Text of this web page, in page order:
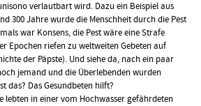
verlautbart wird. Dazu ein Beispiel aus
300 Jahre wurde die Menschheit durch die Pest
war Konsens, die Pest wäre eine Strafe
Epochen riefen zu weltweiten Gebeten auf
der Päpste). Und siehe da, nach ein paar
jemand und die Überlebenden wurden
das? Das Gesundbeten hilft?
lebten in einer vom Hochwasser gefährdeten